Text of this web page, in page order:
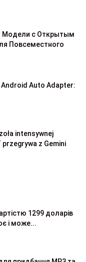
Модели с Открытым
Повсеместного
Auto Adapter:
intensywnej
przegrywa z Gemini
1299 доларів
і може...